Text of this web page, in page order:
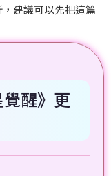
建議可以先把這篇
醒》更